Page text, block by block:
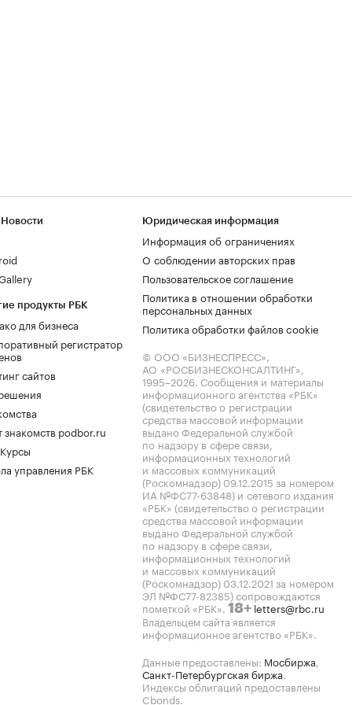
продукты РБК
для бизнеса
регистратор
сайтов
знакомств podbor.ru
управления РБК
Юридическая информация
Информация об ограничениях
О соблюдении авторских прав
Пользовательское соглашение
Политика в отношении обработки
персональных данных
Политика обработки файлов cookie
© ООО «БИЗНЕСПРЕСС»,
АО «РОСБИЗНЕСКОНСАЛТИНГ»,
1995–2026. Сообщения и материалы
информационного агентства «РБК»
(свидетельство о регистрации
средства массовой информации
выдано Федеральной службой
по надзору в сфере связи,
информационных технологий
и массовых коммуникаций
(Роскомнадзор) 09.12.2015 за номером
ИА №ФС77-63848) и сетевого издания
«РБК» (свидетельство о регистрации
средства массовой информации
выдано Федеральной службой
по надзору в сфере связи,
информационных технологий
и массовых коммуникаций
(Роскомнадзор) 03.12.2021 за номером
ЭЛ №ФС77-82385) сопровождаются
пометкой «РБК». 18+ letters@rbc.ru
Владельцем сайта является
информационное агентство «РБК».
Данные предоставлены: Мосбиржа,
Санкт-Петербургская биржа.
Индексы облигаций предоставлены
Cbonds.